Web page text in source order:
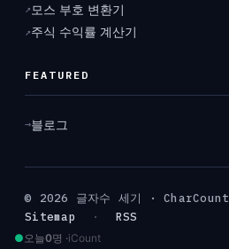
↗ 모스 부호 변환기
↗주식 수익률 계산기
FEATURED
→블로그
© 2026 글자수 세기 · CharCount
Sitemap
· RSS
● 오늘0명 ·iCount